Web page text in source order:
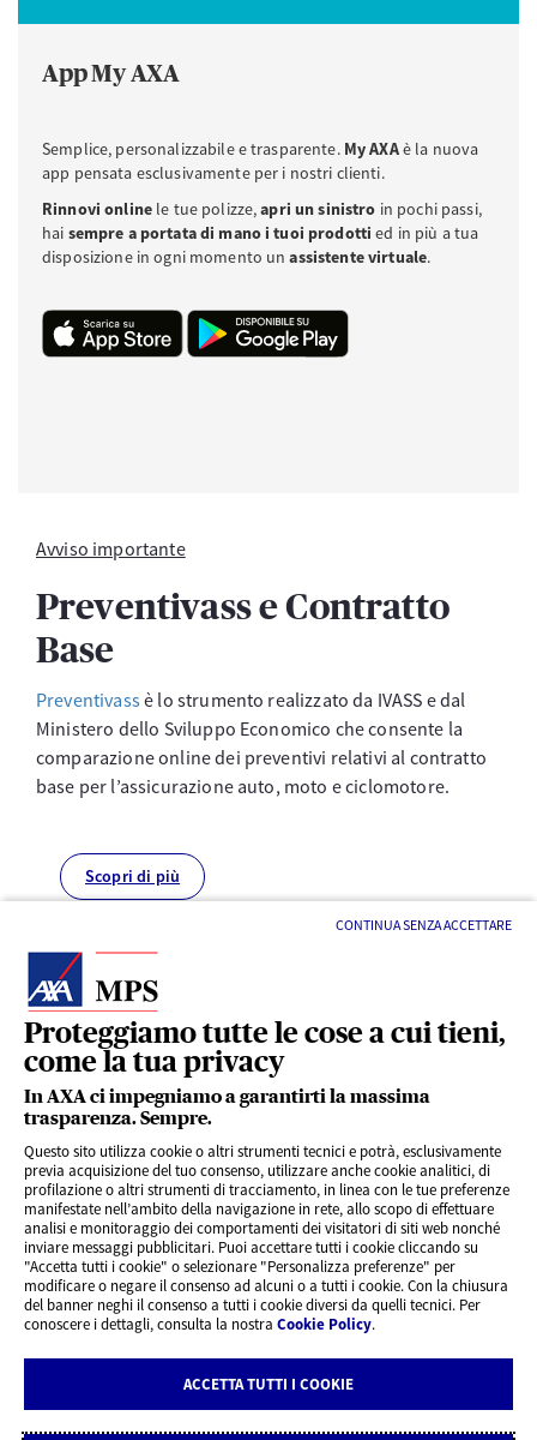
Proteggiamo tutte le cose a cui tieni,
come la tua privacy
In AXA ci impegniamo a garantirti la massima
trasparenza. Sempre.
Questo sito utilizza cookie o altri strumenti tecnici e potrà, esclusivamente
previa acquisizione del tuo consenso, utilizzare anche cookie analitici, di
profilazione o altri strumenti di tracciamento, in linea con le tue preferenze
manifestate nell’ambito della navigazione in rete, allo scopo di effettuare
analisi e monitoraggio dei comportamenti dei visitatori di siti web nonché
inviare messaggi pubblicitari. Puoi accettare tutti i cookie cliccando su
"Accetta tutti i cookie" o selezionare "Personalizza preferenze" per
modificare o negare il consenso ad alcuni o a tutti i cookie. Con la chiusura
del banner neghi il consenso a tutti i cookie diversi da quelli tecnici. Per
conoscere i dettagli, consulta la nostra Cookie Policy.
CONTINUA SENZA ACCETTARE
ACCETTA TUTTI I COOKIE
App My AXA
Semplice, personalizzabile e trasparente. My AXAè la nuova
app pensata esclusivamente per i nostri clienti.
Rinnovi online le tue polizze,apri un sinistro in pochi passi,
hai sempre a portata di mano i tuoi prodotti ed in più a tua
disposizione in ogni momento unassistente virtuale.
Download APP iOS da Apple StoreDownload APP Android da Play Store
Avviso importante
Preventivass e Contratto
Base
Preventivassè lo strumento realizzato da IVASS e dal
Ministero dello Sviluppo Economico che consente la
comparazione online dei preventivi relativi al contratto
base per l’assicurazione auto, moto e ciclomotore.
Scopri di più
LINK UTILI
SERVIZI AL CLIENTE
CHI SIAMO
CONTATTI
Cookie Policy
Note legali AXA MPS Vita
Note legali AXA MPS Danni